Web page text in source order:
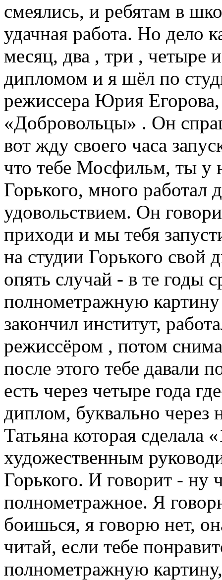
смеялись, и ребятам в
удачная работа. Но дело
месяц, два , три , четыре
дипломом и я шёл по
режиссера Юрия
«Добровольцы» . Он
вот жду своего часа
что тебе Мосфильм, ты у
Горького, много работал
удовольствием. Он
приходи и мы тебя
на студии Горького
опять случай - в те годы
полнометражную
закончил институт,
режиссёром , потом
после этого тебе давали
есть через четыре года
диплом, буквально через
Татьяна которая
художественным
Горького. И говорит - ну
полнометражное. Я
боишься, я говорю нет,
читай, если тебе
полнометражную